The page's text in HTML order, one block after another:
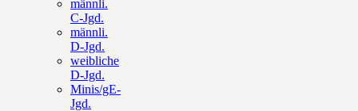
männli.
C-Jgd.
männli.
D-Jgd.
weibliche
D-Jgd.
Minis/gE-
Jgd.